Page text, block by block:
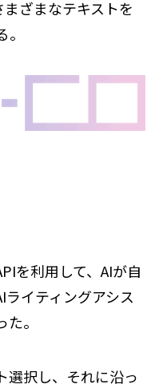
ざまなテキストを
を利用して、AIが自
イティングアシス
。
選択し、それに沿っ